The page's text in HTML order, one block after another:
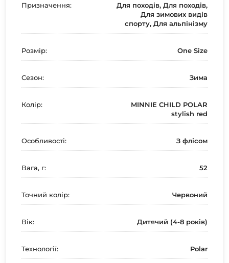
Призначення:
Для походів, Для походів,
Для зимових видів
спорту, Для альпінізму
Розмір: One Size
Сезон: Зима
Колір:
MINNIE CHILD POLAR
stylish red
Особливості: З флісом
Вага, г: 52
Точний колір: Червоний
Вік: Дитячий (4-8 років)
Технології: Polar